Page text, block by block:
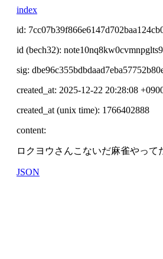
index
id:
id (bech32):
sig:
created_at: 2025-12-22 20:28:08
created_at (unix time): 1766402888
content:
ロクヨウさんこないだ麻雀や
JSON